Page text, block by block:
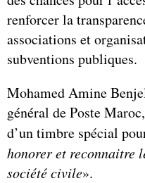
renforcer la
associations et
subventions publiques.
Mohamed Amine
général de Poste
d’un timbre spécial
honorer et reconnaitre
société civile».